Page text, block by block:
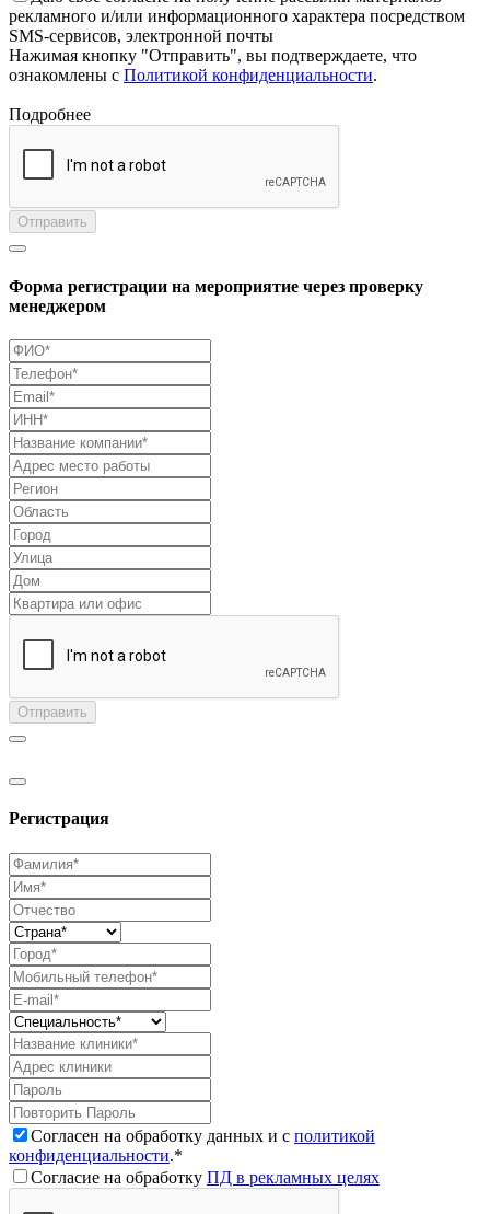
рекламного и/или информационного характера посредством
SMS-сервисов, электронной почты
Нажимая кнопку "Отправить", вы подтверждаете, что
ознакомлены с Политикой конфиденциальности.
Подробнее
Отправить
Форма регистрации на мероприятие через проверку
менеджером
Отправить
Регистрация
Согласен на обработку данных и с политикой
конфиденциальности.*
Согласие на обработку ПД в рекламных целях